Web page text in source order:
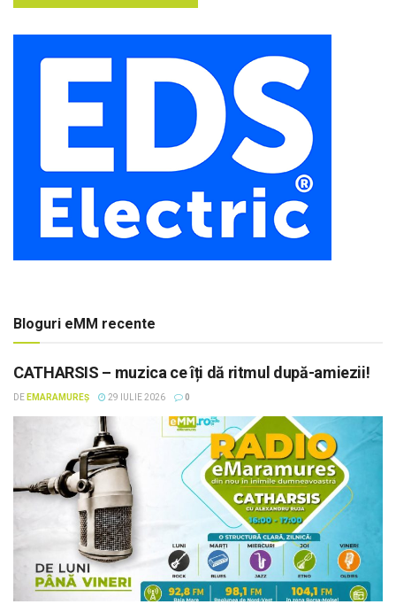
Bloguri eMM recente
CATHARSIS – muzica ce îți dă ritmul după-amiezii!
DE EMARAMUREȘ 29 IULIE 2026 0